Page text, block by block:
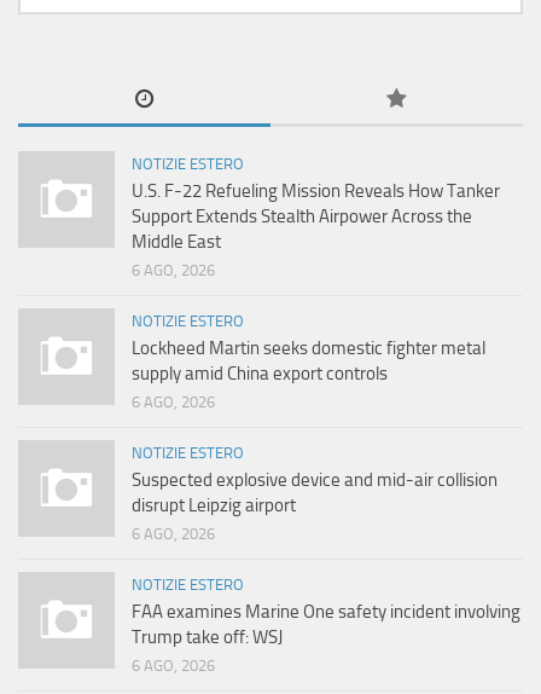
NOTIZIE ESTERO
U.S. F-22 Refueling Mission Reveals How Tanker
Support Extends Stealth Airpower Across the
Middle East
6 AGO, 2026
NOTIZIE ESTERO
Lockheed Martin seeks domestic fighter metal
supply amid China export controls
6 AGO, 2026
NOTIZIE ESTERO
Suspected explosive device and mid-air collision
disrupt Leipzig airport
6 AGO, 2026
NOTIZIE ESTERO
FAA examines Marine One safety incident involving
Trump take off: WSJ
6 AGO, 2026